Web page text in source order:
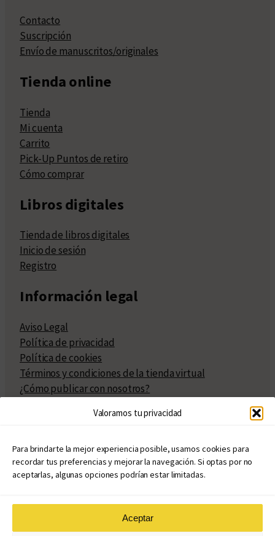
Valoramos tu privacidad
Para brindarte la mejor experiencia posible, usamos cookies para
recordar tus preferencias y mejorar la navegación. Si optas por no
aceptarlas, algunas opciones podrían estar limitadas.
Aceptar
Contacto
Suscripción
Envío de manuscritos/originales
Tienda online
Tienda
Mi cuenta
Carrito
Pick-Up Puntos de retiro
Cómo comprar
Libros digitales
Tienda de libros digitales
Inicio de sesión
Registro
Información legal
Aviso Legal
Política de privacidad
Política de cookies
Términos y condiciones de la tienda virtual
¿Cómo publicar con nosotros?
Políticas de publicación
Políticas de coedición
Atribuciones